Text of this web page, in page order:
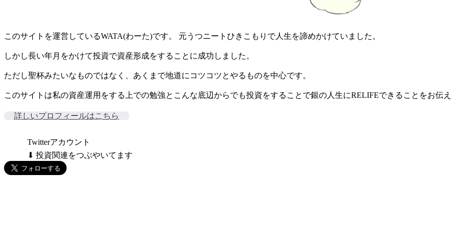
このサイトを運営しているWATA(わーた)です。 元うつニートひきこもりで人生を諦めかけていました。
しかし長い年月をかけて投資で資産形成をすることに成功しました。
ただし聖杯みたいなものではなく、あくまで地道にコツコツとやるものを中心です。
このサイトは私の資産運用をする上での勉強とこんな底辺からでも投資をすることで銀の人生にRELIFEできることをお伝え
詳しいプロフィールはこちら
Twitterアカウント
⬇ 投資関連をつぶやいてます